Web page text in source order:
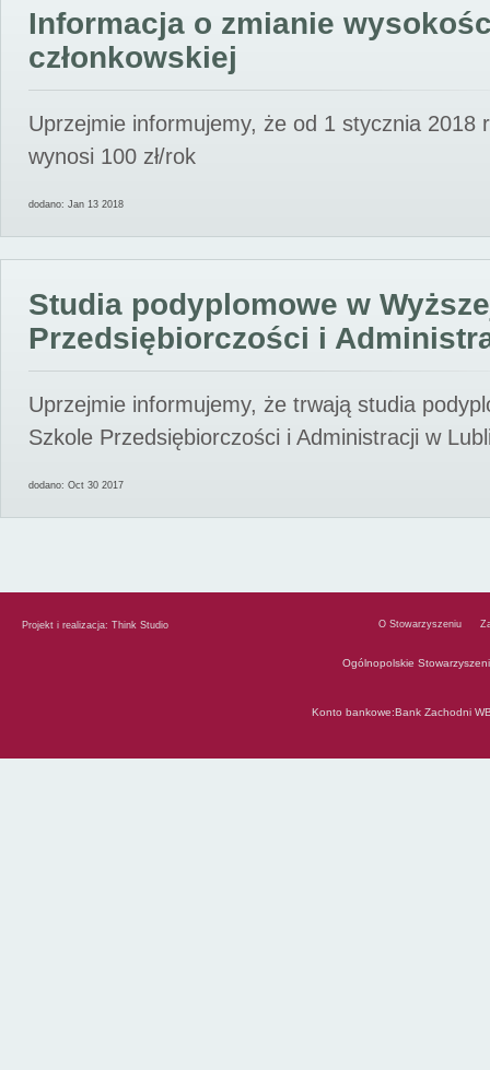
Informacja o zmianie
członkowskiej
Uprzejmie informujemy, że od 1 stycznia 2018
wynosi 100 zł/rok
dodano: Jan 13 2018
Studia podyplomowe w
Przedsiębiorczości i
Uprzejmie informujemy, że trwają studia
Szkole Przedsiębiorczości i Administracji w
dodano: Oct 30 2017
Projekt i realizacja: Think Studio O Stowarzyszeniu
Ogólnopolskie
Konto bankowe:Bank Zachodni